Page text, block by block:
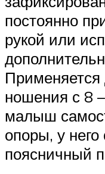
постоянно
рукой или
Применяется
ношения с 8
малыш
опоры, у
поясничный